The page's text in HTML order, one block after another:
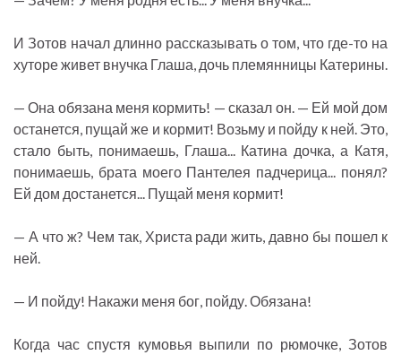
И Зотов начал длинно рассказывать о том, что где-то на
хуторе живет внучка Глаша, дочь племянницы Катерины.
— Она обязана меня кормить! — сказал он. — Ей мой дом
останется, пущай же и кормит! Возьму и пойду к ней. Это,
стало быть, понимаешь, Глаша... Катина дочка, а Катя,
понимаешь, брата моего Пантелея падчерица... понял?
Ей дом достанется... Пущай меня кормит!
— А что ж? Чем так, Христа ради жить, давно бы пошел к
ней.
— И пойду! Накажи меня бог, пойду. Обязана!
Когда час спустя кумовья выпили по рюмочке, Зотов